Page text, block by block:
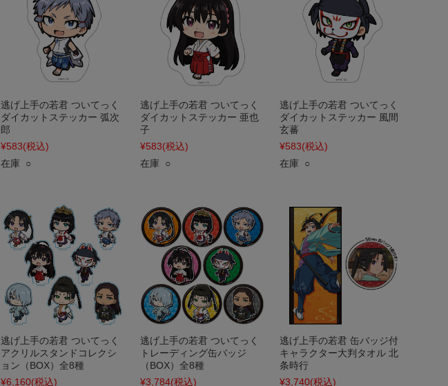
逃げ上手の若君 ついてっく
ダイカットステッカー 弧次
郎
¥583(税込)
在庫 ○
逃げ上手の若君 ついてっく
ダイカットステッカー 亜也
子
¥583(税込)
在庫 ○
逃げ上手の若君 ついてっく
ダイカットステッカー 風間
玄蕃
¥583(税込)
在庫 ○
逃げ上手の若君 ついてっく
アクリルスタンドコレクシ
ョン（BOX）全8種
¥6,160(税込)
逃げ上手の若君 ついてっく
トレーディング缶バッジ
（BOX）全8種
¥3,784(税込)
逃げ上手の若君 缶バッジ付
キャラクター大判タオル 北
条時行
¥3,740(税込)